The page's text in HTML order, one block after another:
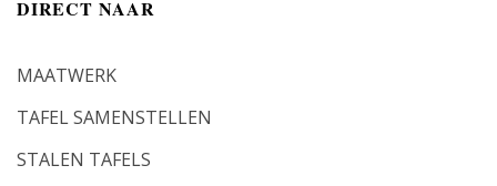
DIRECT NAAR
MAATWERK
TAFEL SAMENSTELLEN
STALEN TAFELS